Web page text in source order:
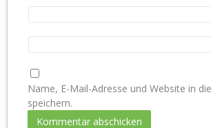
Name, E-Mail-Adresse und Website in
speichern.